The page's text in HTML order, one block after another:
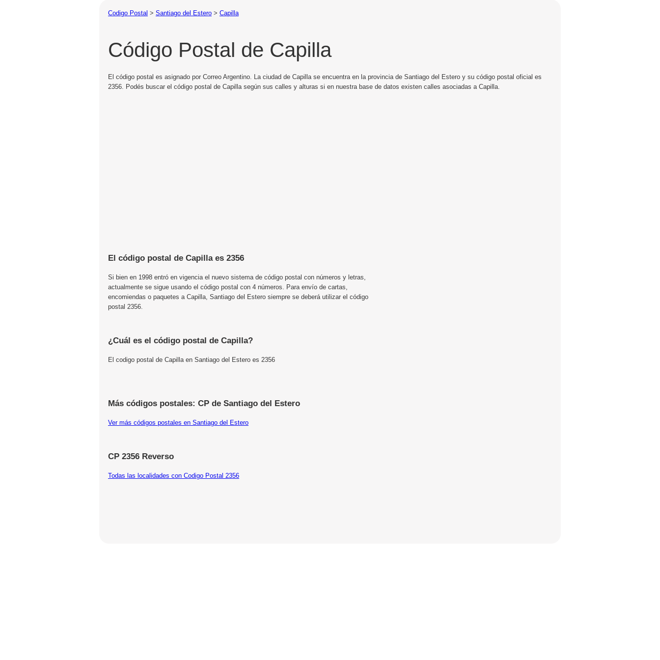
Codigo Postal > Santiago del Estero > Capilla
Código Postal de Capilla
El código postal es asignado por Correo Argentino. La ciudad de Capilla se encuentra en la provincia de Santiago del Estero y su código postal oficial es
2356. Podés buscar el código postal de Capilla según sus calles y alturas si en nuestra base de datos existen calles asociadas a Capilla.
El código postal de Capilla es 2356
Si bien en 1998 entró en vigencia el nuevo sistema de código postal con números y letras,
actualmente se sigue usando el código postal con 4 números. Para envío de cartas,
encomiendas o paquetes a Capilla, Santiago del Estero siempre se deberá utilizar el código
postal 2356.
¿Cuál es el código postal de Capilla?
El codigo postal de Capilla en Santiago del Estero es 2356
Más códigos postales: CP de Santiago del Estero
Ver más códigos postales en Santiago del Estero
CP 2356 Reverso
Todas las localidades con Codigo Postal 2356